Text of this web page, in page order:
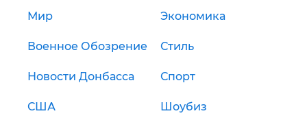
Мир Экономика
Военное Обозрение Стиль
Новости Донбасса Спорт
США Шоубиз